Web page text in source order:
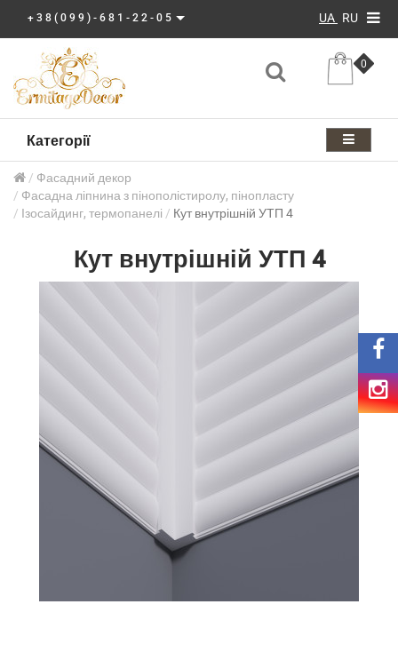
+38(099)-681-22-05 UA RU
0
Категорії
Фасадний декор
Фасадна ліпнина з пінополістиролу, пінопласту
Ізосайдинг, термопанелі
Кут внутрішній УТП 4
Кут внутрішній УТП 4